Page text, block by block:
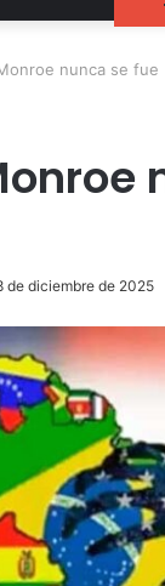
nunca se fue
de diciembre de 2025